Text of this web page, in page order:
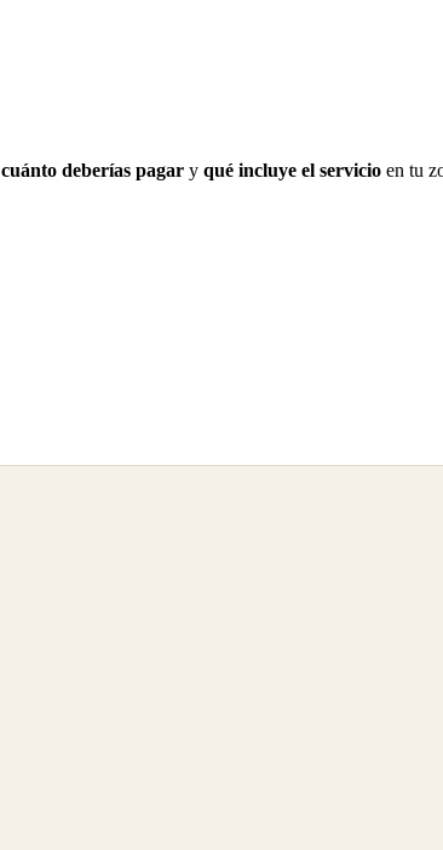
cuánto deberías pagar y qué incluye el servicio en tu